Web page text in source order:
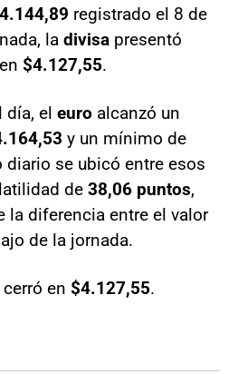
registrado el 8 de
la divisa presentó
$4.127,55.
día, el euro alcanzó un
y un mínimo de
diario se ubicó entre esos
de 38,06 puntos,
la diferencia entre el valor
de la jornada.
cerró en $4.127,55.